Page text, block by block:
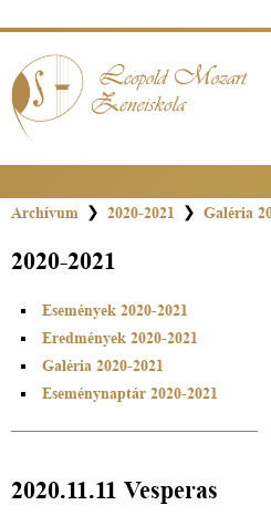
Archívum
❯ 2020-2021 ❯ Galéria
2020-2021
Események 2020-2021
Eredmények 2020-2021
Galéria 2020-2021
Eseménynaptár 2020-2021
2020.11.11 Vesperas